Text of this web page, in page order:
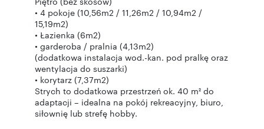
• 4 pokoje (10,56m2 / 11,26m2 / 10,94m2 /
15,19m2)
• Łazienka (6m2)
• garderoba / pralnia (4,13m2)
(dodatkowa instalacja wod.-kan. pod pralkę oraz
wentylacja do suszarki)
• korytarz (7,37m2)
Strych to dodatkowa przestrzeń ok. 40 m² do
adaptacji – idealna na pokój rekreacyjny, biuro,
siłownię lub strefę hobby.